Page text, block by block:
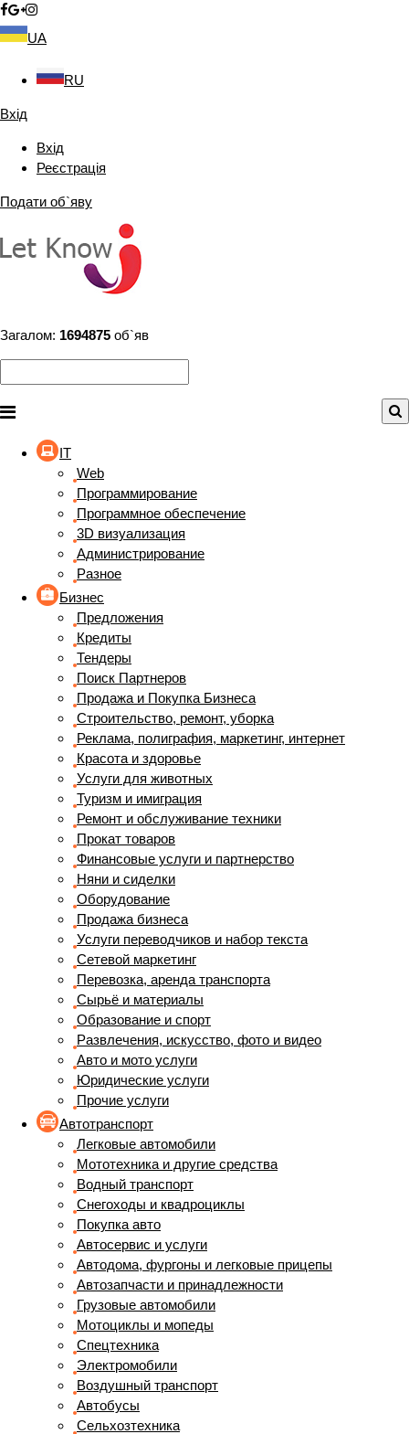
UA
RU
Вхід
Вхід
Реєстрація
Подати об`яву
Загалом: 1694875 об`яв
IT
Web
Программирование
Программное обеспечение
3D визуализация
Администрирование
Разное
Бизнес
Предложения
Кредиты
Тендеры
Поиск Партнеров
Продажа и Покупка Бизнеса
Строительство, ремонт, уборка
Реклама, полиграфия, маркетинг, интернет
Красота и здоровье
Услуги для животных
Туризм и имиграция
Ремонт и обслуживание техники
Прокат товаров
Финансовые услуги и партнерство
Няни и сиделки
Оборудование
Продажа бизнеса
Услуги переводчиков и набор текста
Сетевой маркетинг
Перевозка, аренда транспорта
Сырьё и материалы
Образование и спорт
Развлечения, искусство, фото и видео
Авто и мото услуги
Юридические услуги
Прочие услуги
Автотранспорт
Легковые автомобили
Мототехника и другие средства
Водный транспорт
Снегоходы и квадроциклы
Покупка авто
Автосервис и услуги
Автодома, фургоны и легковые прицепы
Автозапчасти и принадлежности
Грузовые автомобили
Мотоциклы и мопеды
Спецтехника
Электромобили
Воздушный транспорт
Автобусы
Сельхозтехника